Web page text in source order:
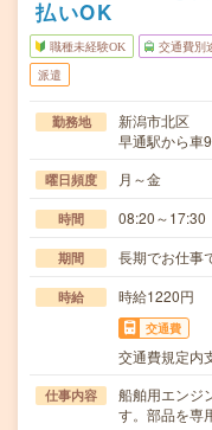
払いOK
職種未経験OK 交通費別
派遣
勤務地
新潟市北区
早通駅から車
曜日頻度 月～金
時間 08:20～17:30
期間 長期でお仕事
時給 時給1220円
交通費
交通費規定内
仕事内容
船舶用エンジ
す。部品を専